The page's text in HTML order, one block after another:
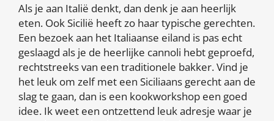
Als je aan Italië denkt, dan denk je aan heerlijk
eten. Ook Sicilië heeft zo haar typische gerechten.
Een bezoek aan het Italiaanse eiland is pas echt
geslaagd als je de heerlijke cannoli hebt geproefd,
rechtstreeks van een traditionele bakker. Vind je
het leuk om zelf met een Siciliaans gerecht aan de
slag te gaan, dan is een kookworkshop een goed
idee. Ik weet een ontzettend leuk adresje waar je